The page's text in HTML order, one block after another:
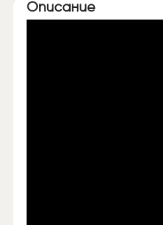
Описание